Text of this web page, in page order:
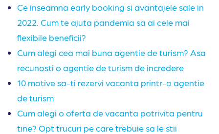
Ce inseamna early booking si avantajele sale in
2022. Cum te ajuta pandemia sa ai cele mai
flexibile beneficii?
Cum alegi cea mai buna agentie de turism? Asa
recunosti o agentie de turism de incredere
10 motive sa-ti rezervi vacanta printr-o agentie
de turism
Cum alegi o oferta de vacanta potrivita pentru
tine? Opt trucuri pe care trebuie sa le stii